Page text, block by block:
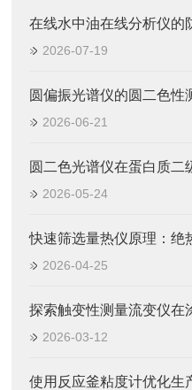
在线水中油在线分析仪的
2026-07-19
圆偏振光谱仪的圆二色性
2026-06-21
圆二色光谱仪在蛋白质二
2026-05-24
快速筛选量热仪原理：绝
2026-04-25
探索触变性测量流变仪在
2026-03-12
使用反应釜粘度计优化生